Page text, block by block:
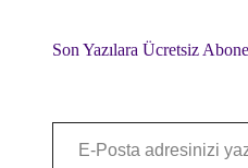
Son Yazılara Ücretsiz
E-Posta adresinizi yazınız...